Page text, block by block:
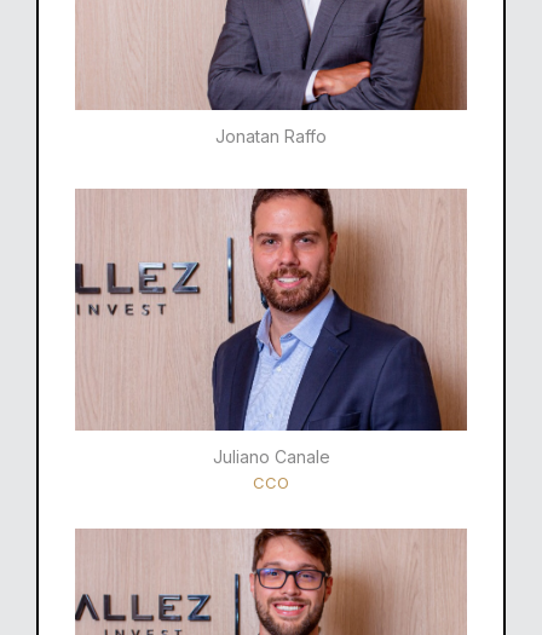
Jonatan Raffo
Juliano Canale
CCO